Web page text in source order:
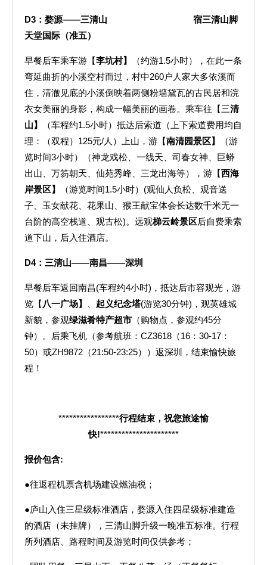
D3 ：婺源——三清山
宿三清山脚
天堂国际（准五）
早餐后车乘车游【李坑村】
（约游1.5小时），在此一条
弯延曲折的小溪空村而过，村中260户人家大多依溪而
住，清澈见底的小溪倒映着两侧粉墙黛瓦的古民居和浣
衣女美丽的身影，构成一幅美丽的画卷。乘车往【三清
山】
（车程约1.5小时）抵达后索道（上下索道费用均自
理：（双程）125元/人）上山，游【南清园景区】
（游
览时间3小时）（神龙戏松、一线天、司春女神、巨蟒
出山、万笏朝天、仙苑秀峰、三龙出海等），游【西海
岸景区】
（游览时间1.5小时）(观仙人负松、观音送
子、玉女献花、花果山、猴王献宝体会长达数千米无一
台阶的高空栈道、观古松)。远观梯云岭景区后自费乘索
道下山，后入住酒店。
D4：三清山——南昌——深圳
早餐后车返回南昌(车程约4小时)，抵达后市容观光，游
览【 八一广场】 起义纪念塔(游览30分钟)，观英雄城
新貌，参观绿滋肴特产超市 （购物点，参观约45分
钟）。后乘飞机（参考航班：CZ3618（16：30-17：
50）或ZH9872（21:50-23:25））返深圳，结束愉快旅
程！
*****************行程结束，祝您旅途愉
快!**********************
报价包含:
●往返程机票含机场建设燃油税；
●庐山入住三星级标准酒店，婺源入住四星级标准建造
的酒店（未挂牌），三清山脚升级一晚准五标准。行程
所列酒店、路程时间及游览时间仅供参考；